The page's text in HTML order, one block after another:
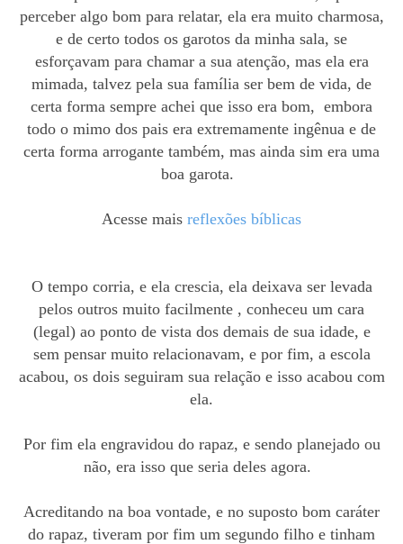
perceber algo bom para relatar, ela era muitocharmosa,
e de certo todos os garotos da minha sala, se
esforçavam para chamar a sua atenção, mas ela era
mimada, talvez pela sua família ser bem de vida, de
certa forma sempre achei que isso era bom, embora
todo o mimo dos pais era extremamente ingênua e de
certa forma arrogante também, mas ainda sim era uma
boa garota.
Acesse mais reflexões bíblicas
O tempo corria, e ela crescia, ela deixava ser levada
pelos outros muito facilmente , conheceu um cara
(legal) ao ponto de vista dos demais de sua idade, e
sem pensar muito relacionavam, e por fim, a escola
acabou, os dois seguiram sua relação e isso acabou com
ela.
Por fim ela engravidou do rapaz, e sendo planejado ou
não, era isso que seria deles agora.
Acreditando na boa vontade, e no suposto bom caráter
do rapaz, tiveram por fim um segundo filho e tinham